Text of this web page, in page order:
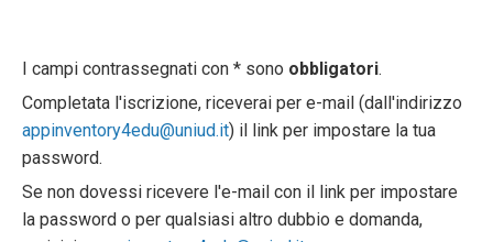
I campi contrassegnati con * sono obbligatori.
Completata l'iscrizione, riceverai per e-mail (dall'indirizzo
appinventory4edu@uniud.it) il link per impostare la tua
password.
Se non dovessi ricevere l'e-mail con il link per impostare
la password o per qualsiasi altro dubbio e domanda,